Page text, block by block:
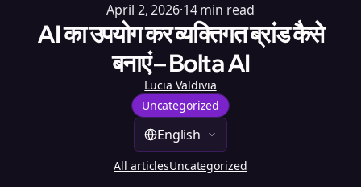
April 2, 2026·14 min read
AI का उपयोग कर व्यक्तिगत ब्रांड कैसे
बनाएं – Bolta AI
Lucia Valdivia
Uncategorized
English
All articlesUncategorized